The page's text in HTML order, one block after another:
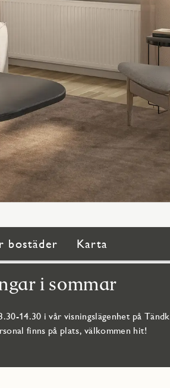
bostäder Karta
i sommar
14.30 i vår visningslägenhet på
finns på plats, välkommen hit!